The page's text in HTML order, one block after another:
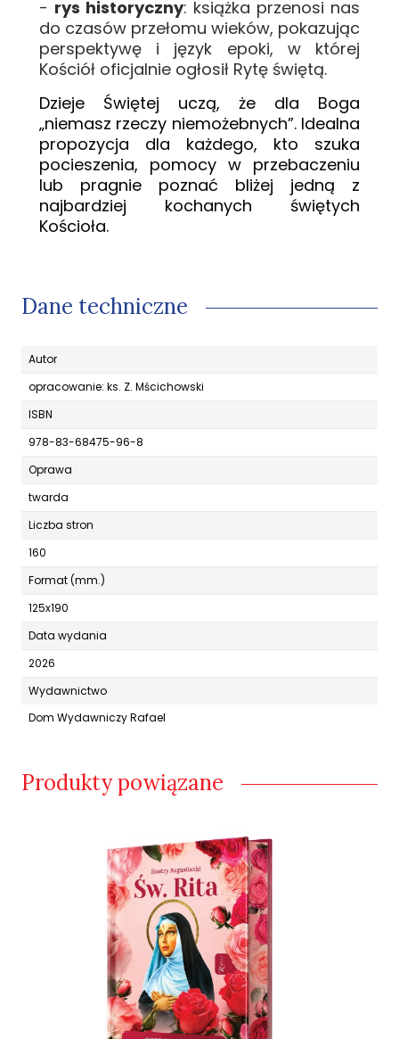
- rys historyczny: książka przenosi nas
do czasów przełomu wieków, pokazując
perspektywę i język epoki, w której
Kościół oficjalnie ogłosił Rytę świętą.
Dzieje Świętej uczą, że dla Boga
„niemasz rzeczy niemożebnych”. Idealna
propozycja dla każdego, kto szuka
pocieszenia, pomocy w przebaczeniu
lub pragnie poznać bliżej jedną z
najbardziej kochanych świętych
Kościoła.
Dane techniczne
Autor
opracowanie: ks. Z. Mścichowski
ISBN
978-83-68475-96-8
Oprawa
twarda
Liczba stron
160
Format (mm.)
125x190
Data wydania
2026
Wydawnictwo
Dom Wydawniczy Rafael
Produkty powiązane